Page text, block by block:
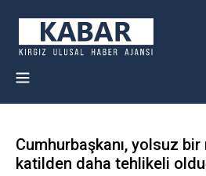
Cumhurbaşkanı, yolsuz
katilden daha tehlikeli